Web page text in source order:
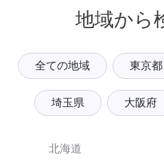
地域から
全ての地域 東京都
埼玉県 大阪府
北海道